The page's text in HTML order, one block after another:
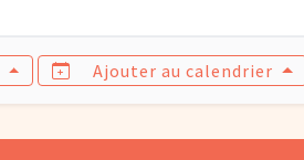
Ajouter au calendrier